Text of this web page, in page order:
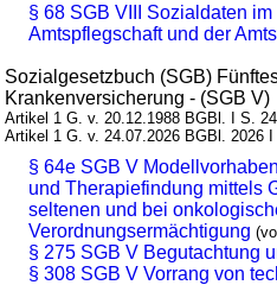
§ 68 SGB VIII Sozialdaten
Amtspflegschaft und der
Sozialgesetzbuch (SGB)
Krankenversicherung - (SGB V)
Artikel 1 G. v. 20.12.1988 BGBl. I S.
Artikel 1 G. v. 24.07.2026 BGBl. 2026 I
§ 64e SGB V
und Therapiefindung mittels
seltenen und bei
Verordnungsermächtigung
§ 275 SGB V Begutachtung
§ 308 SGB V Vorrang von